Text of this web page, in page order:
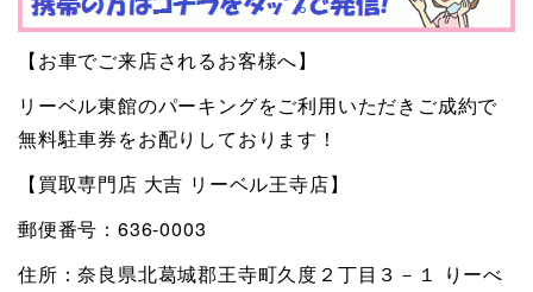
【お車でご来店されるお客様へ】
リーベル東館のパーキングをご利用いただきご成約で
無料駐車券をお配りしております！
【買取専門店 大吉 リーベル王寺店】
郵便番号：636-0003
住所：奈良県北葛城郡王寺町久度２丁目３－１ りーべ